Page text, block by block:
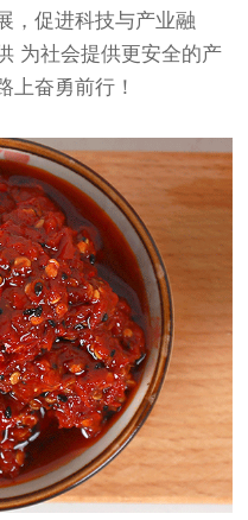
，促进科技与产业融
为社会提供更安全的产
上奋勇前行！